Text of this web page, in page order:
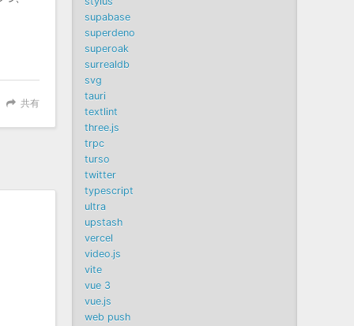
共有
supabase
superdeno
superoak
surrealdb
svg
tauri
textlint
three.js
trpc
turso
twitter
typescript
ultra
upstash
vercel
video.js
vite
vue 3
vue.js
web push